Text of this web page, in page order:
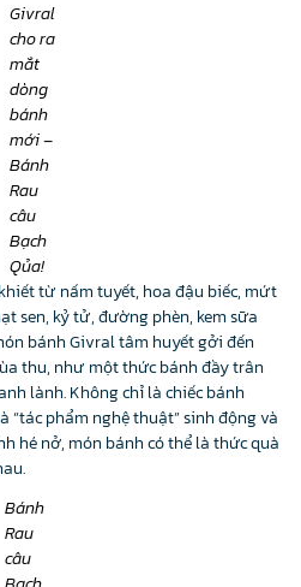
Givral
cho ra
mắt
dòng
bánh
mới –
Bánh
Rau
câu
Bạch
Qủa!
từ nấm tuyết, hoa đậu biếc, mứt
sen, kỷ tử, đường phèn, kem sữa
bánh Givral tâm huyết gởi đến
thu, như một thức bánh đầy trân
lành. Không chỉ là chiếc bánh
“tác phẩm nghệ thuật” sinh động và
hé nở, món bánh có thể là thức quà
Bánh
Rau
câu